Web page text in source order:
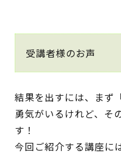
受講者様のお声
結果を出すには、まず
勇気がいるけれど、そ
す！
今回ご紹介する講座に